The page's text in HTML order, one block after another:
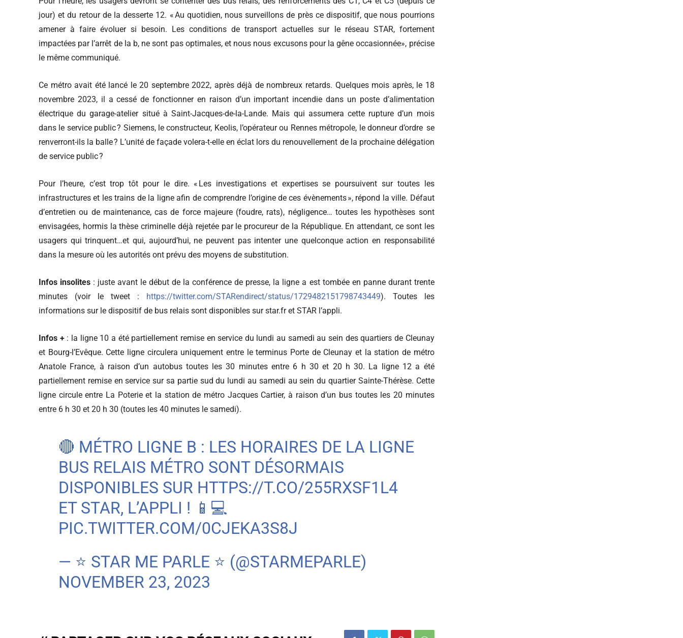
jour) et du retour de la desserte 12. « Au quotidien, nous surveillons de près ce dispositif, que nous pourrions
amener à faire évoluer si besoin. Les conditions de transport actuelles sur le réseau STAR, fortement
impactées par l’arrêt de la b, ne sont pas optimales, et nous nous excusons pour la gêne occasionnée», précise
le même communiqué.
Ce métro avait été lancé le 20 septembre 2022, après déjà de nombreux retards. Quelques mois après, le 18
novembre 2023, il a cessé de fonctionner en raison d’un important incendie dans un poste d’alimentation
électrique du garage-atelier situé à Saint-Jacques-de-la-Lande. Mais qui assumera cette rupture d’un mois
dans le service public ? Siemens, le constructeur, Keolis, l’opérateur ou Rennes métropole, le donneur d’ordre se
renverront-ils la balle ? L’unité de façade volera-t-elle en éclat lors du renouvellement de la prochaine délégation
de service public ?
Pour l’heure, c’est trop tôt pour le dire. « Les investigations et expertises se poursuivent sur toutes les
infrastructures et les trains de la ligne afin de comprendre l’origine de ces évènements », répond la ville. Défaut
d’entretien ou de maintenance, cas de force majeure (foudre, rats), négligence… toutes les hypothèses sont
envisagées, hormis la thèse criminelle déjà rejetée par le procureur de la République. En attendant, ce sont les
usagers qui trinquent…et qui, aujourd’hui, ne peuvent pas intenter une quelconque action en responsabilité
dans la mesure où les autorités ont prévu des moyens de substitution.
Infos insolites : juste avant le début de la conférence de presse, la ligne a est tombée en panne durant trente
minutes (voir le tweet : https://twitter.com/STARendirect/status/1729482151798743449). Toutes les
informations sur le dispositif de bus relais sont disponibles sur star.fr et STAR l’appli.
Infos +: la ligne 10 a été partiellement remise en service du lundi au samedi au sein des quartiers de Cleunay
et Bourg-l’Evêque. Cette ligne circulera uniquement entre le terminus Porte de Cleunay et la station de métro
Anatole France, à raison d’un autobus toutes les 30 minutes entre 6 h 30 et 20 h 30. La ligne 12 a été
partiellement remise en service sur sa partie sud du lundi au samedi au sein du quartier Sainte-Thérèse. Cette
ligne circule entre La Poterie et la station de métro Jacques Cartier, à raison d’un bus toutes les 20 minutes
entre 6 h 30 et 20 h 30 (toutes les 40 minutes le samedi).
🔴 MÉTRO LIGNE B : LES HORAIRES DE LA LIGNE
BUS RELAIS MÉTRO SONT DÉSORMAIS
DISPONIBLES SUR HTTPS://T.CO/255RXSF1L4
ET STAR, L’APPLI ! 📱💻
PIC.TWITTER.COM/0CJEKA3S8J
— ⭐ STAR ME PARLE ⭐ (@STARMEPARLE)
NOVEMBER 23, 2023